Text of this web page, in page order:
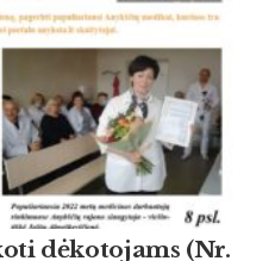
dėkotojams (Nr.